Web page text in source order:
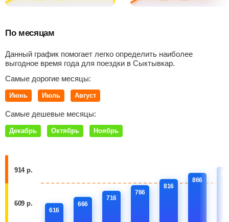
По месяцам
Данный график помогает легко определить наиболее
выгодное время года для поездки в Сыктывкар.
Самые дорогие месяцы:
Июнь Июль Август
Самые дешевые месяцы:
Декабрь Октябрь Ноябрь
914 р.
609 р.
616
666
716
766
816
866